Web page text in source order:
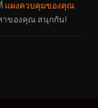
แผงควบคุมของคุณ
าของคุณ สนุกกัน!